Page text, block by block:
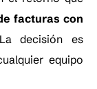
facturas con
decisión es
equipo